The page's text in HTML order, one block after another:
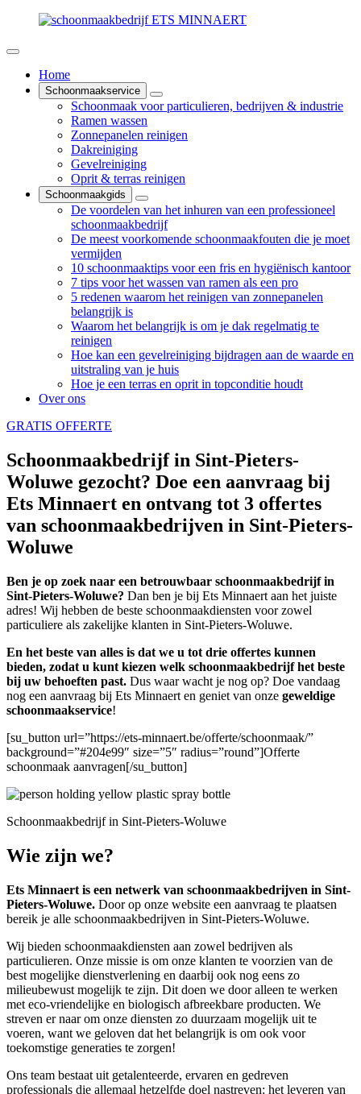
Home
Schoonmaakservice
Schoonmaak voor particulieren, bedrijven & industrie
Ramen wassen
Zonnepanelen reinigen
Dakreiniging
Gevelreiniging
Oprit & terras reinigen
Schoonmaakgids
De voordelen van het inhuren van een professioneel
schoonmaakbedrijf
De meest voorkomende schoonmaakfouten die je moet
vermijden
10 schoonmaaktips voor een fris en hygiënisch kantoor
7 tips voor het wassen van ramen als een pro
5 redenen waarom het reinigen van zonnepanelen
belangrijk is
Waarom het belangrijk is om je dak regelmatig te
reinigen
Hoe kan een gevelreiniging bijdragen aan de waarde en
uitstraling van je huis
Hoe je een terras en oprit in topconditie houdt
Over ons
GRATIS OFFERTE
Schoonmaakbedrijf in Sint-Pieters-
Woluwe gezocht? Doe een aanvraag bij
Ets Minnaert en ontvang tot 3 offertes
van schoonmaakbedrijven in Sint-Pieters-
Woluwe
Ben je op zoek naar een betrouwbaar schoonmaakbedrijf in
Sint-Pieters-Woluwe? Dan ben je bij Ets Minnaert aan het juiste
adres! Wij hebben de beste schoonmaakdiensten voor zowel
particuliere als zakelijke klanten in Sint-Pieters-Woluwe.
En het beste van alles is dat we u tot drie offertes kunnen
bieden, zodat u kunt kiezen welk schoonmaakbedrijf het beste
bij uw behoeften past. Dus waar wacht je nog op? Doe vandaag
nog een aanvraag bij Ets Minnaert en geniet van onze geweldige
schoonmaakservice!
[su_button url=”https://ets-minnaert.be/offerte/schoonmaak/”
background=”#204e99″ size=”5″ radius=”round”]Offerte
schoonmaak aanvragen[/su_button]
Schoonmaakbedrijf in Sint-Pieters-Woluwe
Wie zijn we?
Ets Minnaert is een netwerk van schoonmaakbedrijven in Sint-
Pieters-Woluwe. Door op onze website een aanvraag te plaatsen
bereik je alle schoonmaakbedrijven in Sint-Pieters-Woluwe.
Wij bieden schoonmaakdiensten aan zowel bedrijven als
particulieren. Onze missie is om onze klanten te voorzien van de
best mogelijke dienstverlening en daarbij ook nog eens zo
milieubewust mogelijk te zijn. Dit doen we door alleen te werken
met eco-vriendelijke en biologisch afbreekbare producten. We
streven er naar om onze diensten zo duurzaam mogelijk uit te
voeren, want we geloven dat het belangrijk is om ook voor
toekomstige generaties te zorgen!
Ons team bestaat uit getalenteerde, ervaren en gedreven
professionals die allemaal hetzelfde doel nastreven: het leveren van